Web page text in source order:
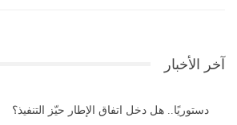
آخر الأخبار
دستوريًا.. هل دخل اتفاق الإطار حيّز التنفيذ؟